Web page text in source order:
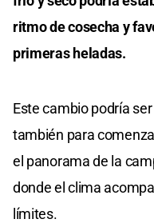
ritmo de cosecha y
primeras heladas.
Este cambio podría
también para
el panorama de la
donde el clima
límites.